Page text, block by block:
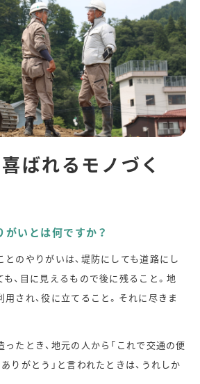
ばれるモノづく
いとは何ですか？
とのやりがいは、堤防にしても道路にし
も、目に見えるもので後に残ること。地
され、役に立てること。それに尽きま
たとき、地元の人から「これで交通の便
りがとう」と言われたときは、うれしか